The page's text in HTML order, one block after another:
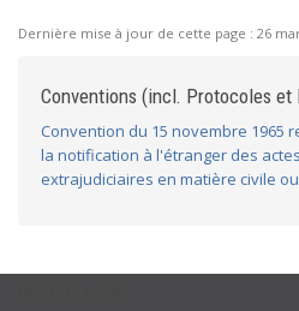
Dernière mise à jour de cette page : 26
Conventions (incl. Protocoles et
Convention du 15 novembre 1965
la notification à l'étranger des
extrajudiciaires en matière civile